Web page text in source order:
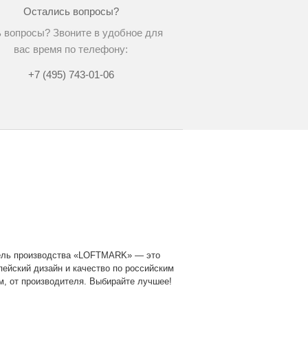
Остались вопросы?
вопросы? Звоните в удобное для
вас время по телефону:
+7 (495) 743-01-06
производства «LOFTMARK» — это
дизайн и качество по российским
от производителя. Выбирайте лучшее!